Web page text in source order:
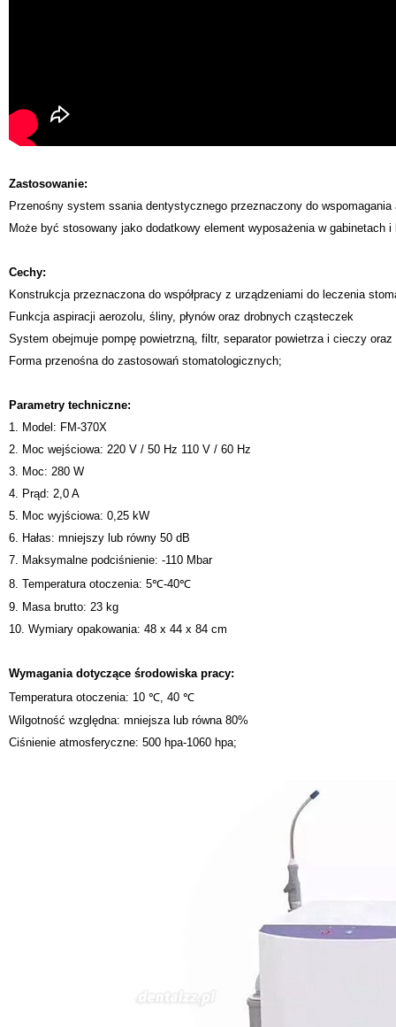
Zastosowanie:
Przenośny system ssania dentystycznego przeznaczony do
Może być stosowany jako dodatkowy element wyposażenia w gabinetach
Cechy:
Konstrukcja przeznaczona do współpracy z urządzeniami do leczenia
Funkcja aspiracji aerozolu, śliny, płynów oraz drobnych cząsteczek
System obejmuje pompę powietrzną, filtr, separator powietrza i cieczy oraz
Forma przenośna do zastosowań stomatologicznych;
Parametry techniczne:
1. Model: FM-370X
2. Moc wejściowa: 220 V / 50 Hz 110 V / 60 Hz
3. Moc: 280 W
4. Prąd: 2,0 A
5. Moc wyjściowa: 0,25 kW
6. Hałas: mniejszy lub równy 50 dB
7. Maksymalne podciśnienie: -110 Mbar
8. Temperatura otoczenia: 5℃-40℃
9. Masa brutto: 23 kg
10. Wymiary opakowania: 48 x 44 x 84 cm
Wymagania dotyczące środowiska pracy:
Temperatura otoczenia: 10 ℃, 40 ℃
Wilgotność względna: mniejsza lub równa 80%
Ciśnienie atmosferyczne: 500 hpa-1060 hpa;